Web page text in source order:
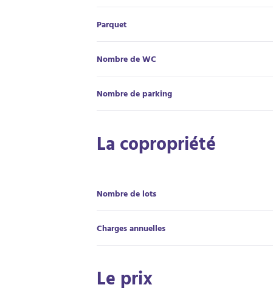
Parquet
Nombre de WC
Nombre de parking
La copropriété
Nombre de lots
Charges annuelles
Le prix